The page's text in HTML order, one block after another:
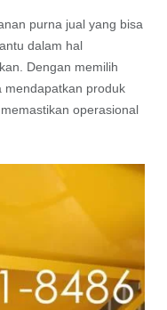
purna jual yang bisa
dalam hal
Dengan memilih
mendapatkan produk
operasional